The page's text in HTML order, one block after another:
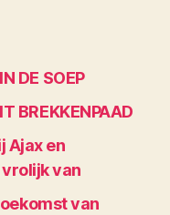
DE SOEP
BREKKENPAAD
Ajax en
van
van